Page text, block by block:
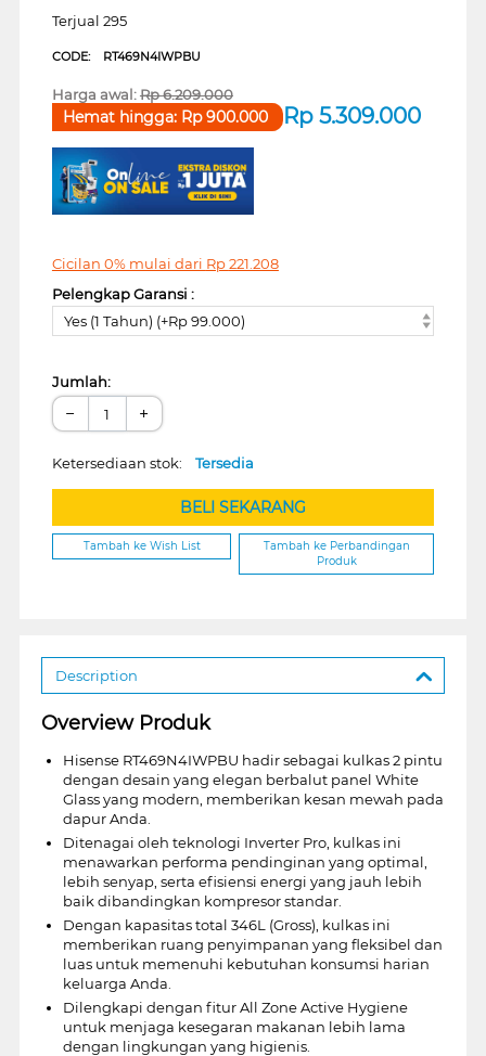
Terjual 295
CODE: RT469N4IWPBU
Harga awal:Rp6.209.000
Rp 5.309.000
Hemat hingga: Rp900.000
Cicilan 0% mulai dari Rp221.208
Pelengkap Garansi :
Yes (1 Tahun) (+Rp 99.000)
Jumlah:
− +
Ketersediaan stok: Tersedia
BELI SEKARANG
Tambah ke Wish List
Tambah ke Perbandingan
Produk
Description
Overview Produk
Hisense RT469N4IWPBU hadir sebagai kulkas 2 pintu
dengan desain yang elegan berbalut panel White
Glass yang modern, memberikan kesan mewah pada
dapur Anda.
Ditenagai oleh teknologi Inverter Pro, kulkas ini
menawarkan performa pendinginan yang optimal,
lebih senyap, serta efisiensi energi yang jauh lebih
baik dibandingkan kompresor standar.
Dengan kapasitas total 346L (Gross), kulkas ini
memberikan ruang penyimpanan yang fleksibel dan
luas untuk memenuhi kebutuhan konsumsi harian
keluarga Anda.
Dilengkapi dengan fitur All Zone Active Hygiene
untuk menjaga kesegaran makanan lebih lama
dengan lingkungan yang higienis.